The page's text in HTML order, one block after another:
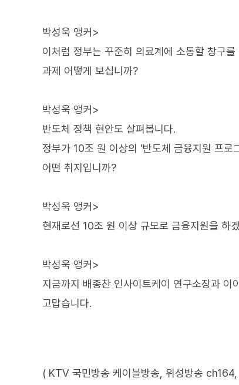
박성욱 앵커>
이처럼 정부는 꾸준히 의료계에 소통할 창구를
과제 어떻게 보십니까?
박성욱 앵커>
반도체 정책 현안도 살펴봅니다.
정부가 10조 원 이상의 '반도체 금융지원 프로
어떤 취지입니까?
박성욱 앵커>
현재로선 10조 원 이상 규모로 금융지원을 하
박성욱 앵커>
지금까지 배종찬 인사이트케이 연구소장과 이
고맙습니다.
( KTV 국민방송 케이블방송, 위성방송 ch164,